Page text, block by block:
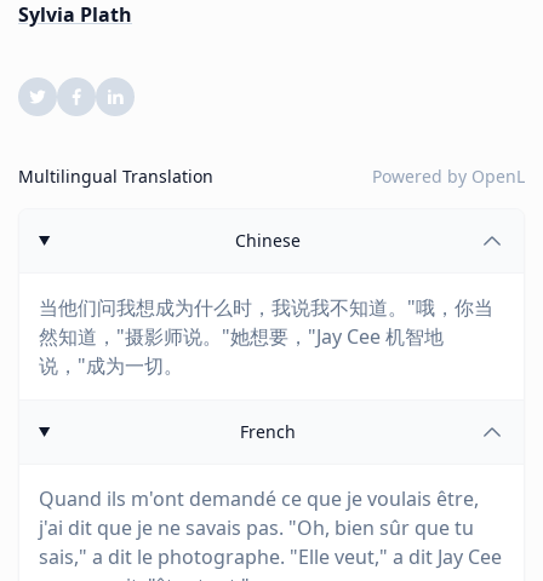
Sylvia Plath
Multilingual Translation Powered by OpenL
Chinese
当他们问我想成为什么时，我说我不知道。"哦，你当
然知道，"摄影师说。"她想要，"Jay Cee 机智地
说，"成为一切。
French
Quand ils m'ont demandé ce que je voulais être,
j'ai dit que je ne savais pas. "Oh, bien sûr que tu
sais," a dit le photographe. "Elle veut," a dit Jay Cee